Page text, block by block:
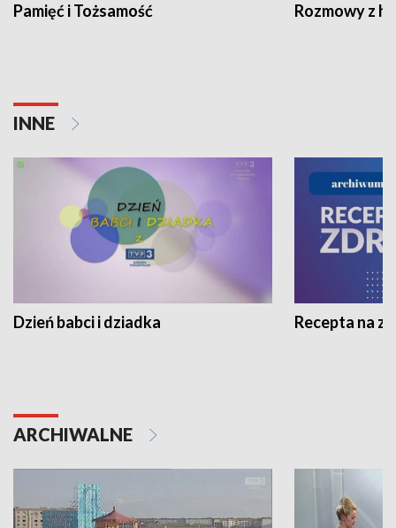
Pamięć i Tożsamość Rozmowy z
INNE
Dzień babci i dziadka Recepta na
ARCHIWALNE